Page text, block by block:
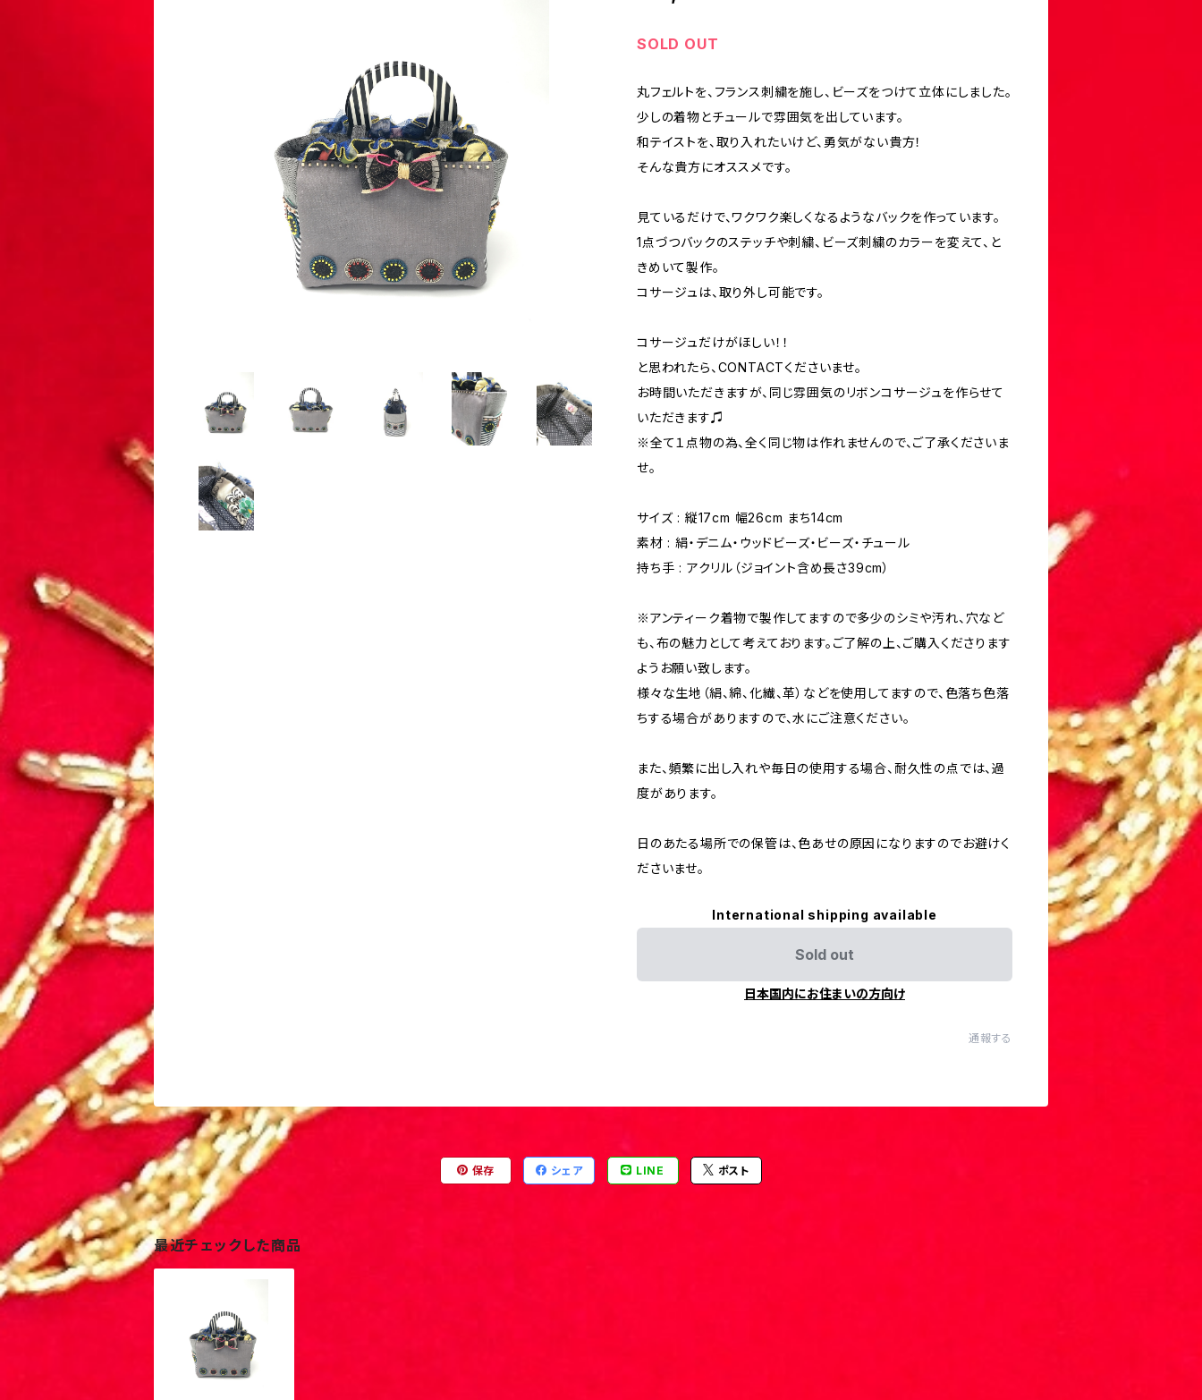
SOLD OUT
丸フェルトを、フランス刺繍を施し、ビーズをつけて立体にしました。
少しの着物とチュールで雰囲気を出しています。
和テイストを、取り入れたいけど、勇気がない貴方！
そんな貴方にオススメです。
見ているだけで、ワクワク楽しくなるようなバックを作っています。
1点づつバックのステッチや刺繍、ビーズ刺繍のカラーを変えて、と
きめいて製作。
コサージュは、取り外し可能です。
コサージュだけがほしい！！
と思われたら、CONTACTくださいませ。
お時間いただきますが、同じ雰囲気のリボンコサージュを作らせて
いただきます♫
※全て１点物の為、全く同じ物は作れませんので、ご了承くださいま
せ。
サイズ : 縦17cm 幅26cm まち14cm
素材 : 絹・デニム・ウッドビーズ・ビーズ・チュール
持ち手 : アクリル（ジョイント含め長さ39cm）
※アンティーク着物で製作してますので多少のシミや汚れ、穴など
も、布の魅力として考えております。ご了解の上、ご購入くださります
ようお願い致します。
様々な生地（絹、綿、化繊、革）などを使用してますので、色落ち色落
ちする場合がありますので、水にご注意ください。
また、頻繁に出し入れや毎日の使用する場合、耐久性の点では、過
度があります。
日のあたる場所での保管は、色あせの原因になりますのでお避けく
ださいませ。
International shipping available
Sold out
日本国内にお住まいの方向け
通報する
保存 シェア LINE ポスト
最近チェックした商品